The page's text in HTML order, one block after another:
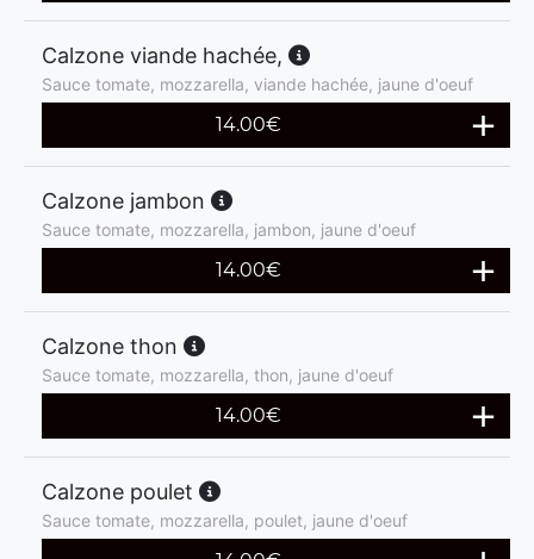
Calzone viande hachée,
Sauce tomate, mozzarella, viande hachée, jaune d'oeuf
14.00€
Calzone jambon
Sauce tomate, mozzarella, jambon, jaune d'oeuf
14.00€
Calzone thon
Sauce tomate, mozzarella, thon, jaune d'oeuf
14.00€
Calzone poulet
Sauce tomate, mozzarella, poulet, jaune d'oeuf